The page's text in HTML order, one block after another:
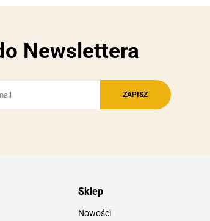
Newslettera
Sklep
Nowości